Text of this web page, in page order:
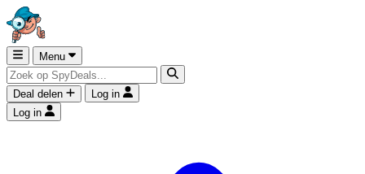
Menu
Deal delen
Log in
Log in